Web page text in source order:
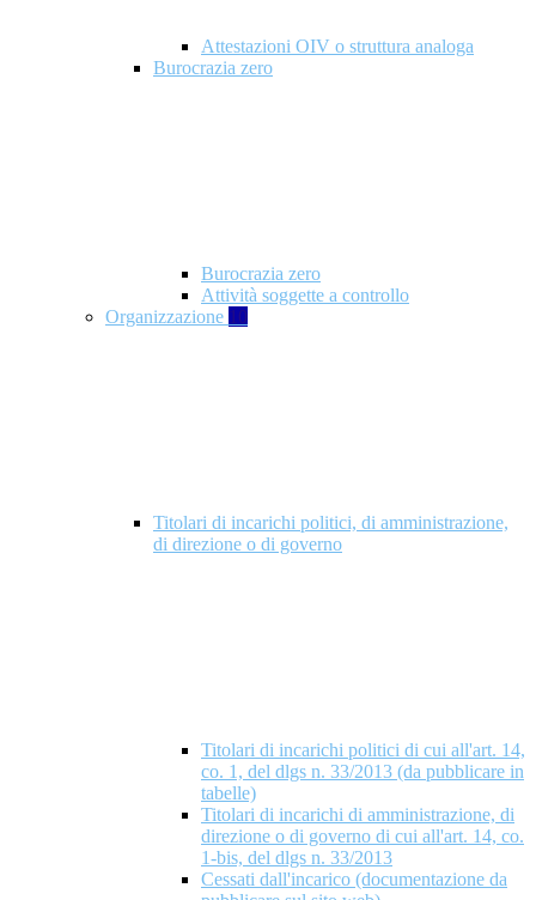
Attestazioni OIV o struttura analoga
Burocrazia zero
Burocrazia zero
Attività soggette a controllo
Organizzazione 10
Titolari di incarichi politici, di amministrazione,
di direzione o di governo
Titolari di incarichi politici di cui all'art. 14,
co. 1, del dlgs n. 33/2013 (da pubblicare in
tabelle)
Titolari di incarichi di amministrazione, di
direzione o di governo di cui all'art. 14, co.
1-bis, del dlgs n. 33/2013
Cessati dall'incarico (documentazione da